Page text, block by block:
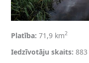
Platība:71,9 km2
Iedzīvotāju skaits: